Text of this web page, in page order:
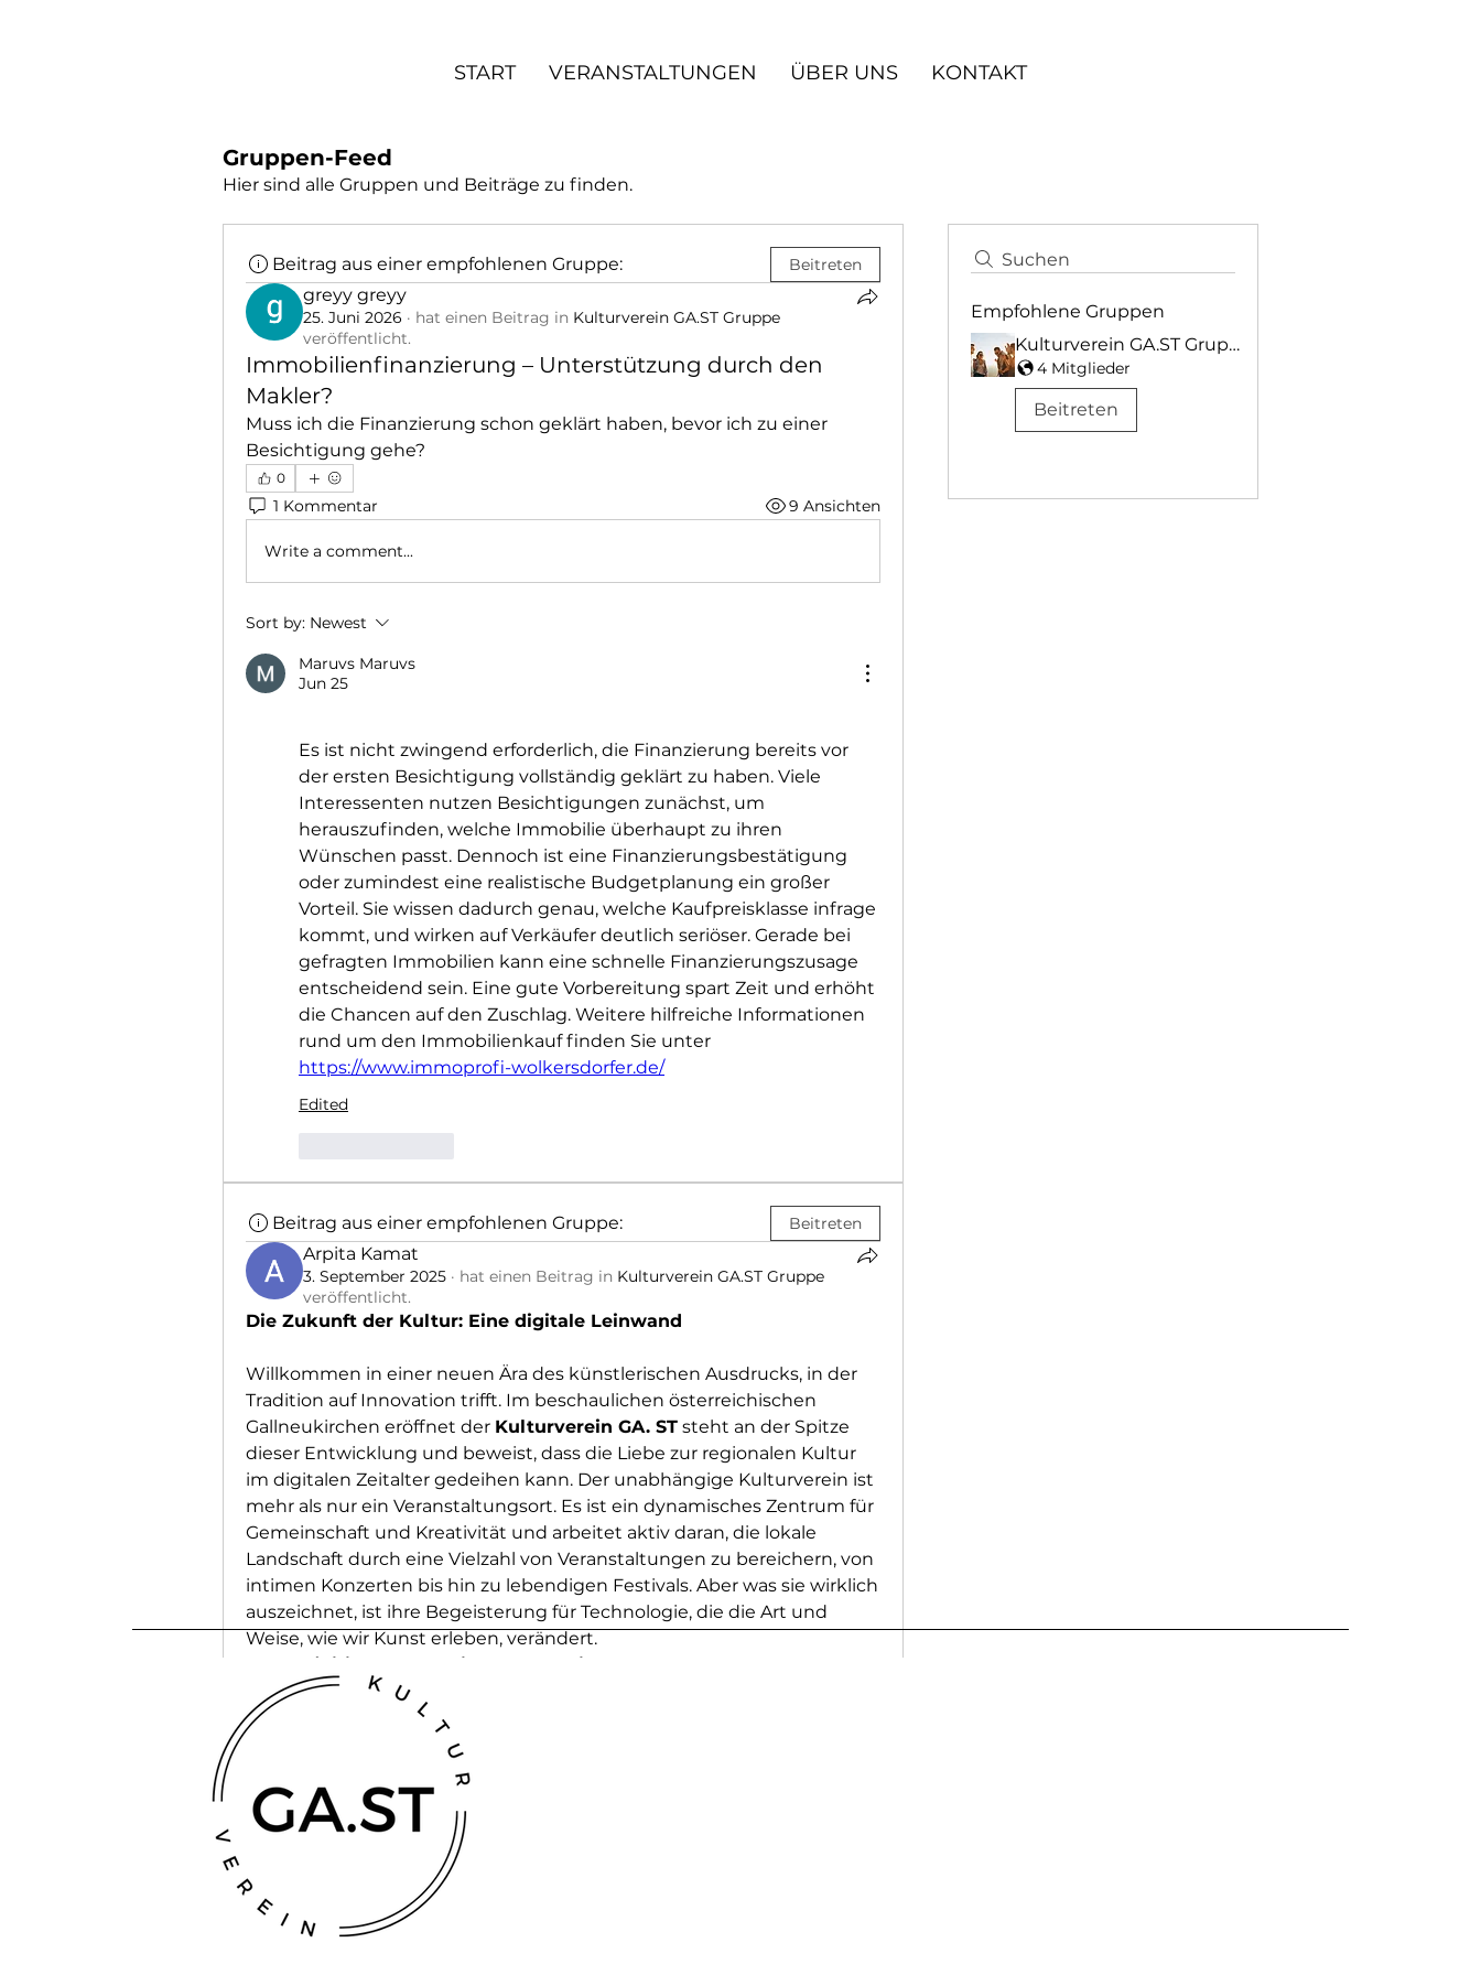
START VERANSTALTUNGEN ÜBER UNS KONTAKT
Gruppen-Feed
Hier sind alle Gruppen und Beiträge zu finden.
Suchen
Empfohlene Gruppen
Kulturverein GA.ST Gruppe
4 Mitglieder
Beitreten
Beitrag aus einer empfohlenen Gruppe: Beitreten
greyy greyy
25. Juni 2026 · hat einen Beitrag in Kulturverein GA.ST Gruppe
veröffentlicht.
Immobilienfinanzierung – Unterstützung durch den
Makler?
Muss ich die Finanzierung schon geklärt haben, bevor ich zu einer
Besichtigung gehe?
0
1 Kommentar 9 Ansichten
Write a comment...
Sort by: Newest
Maruvs Maruvs
Jun 25
Es ist nicht zwingend erforderlich, die Finanzierung bereits vor
der ersten Besichtigung vollständig geklärt zu haben. Viele
Interessenten nutzen Besichtigungen zunächst, um
herauszufinden, welche Immobilie überhaupt zu ihren
Wünschen passt. Dennoch ist eine Finanzierungsbestätigung
oder zumindest eine realistische Budgetplanung ein großer
Vorteil. Sie wissen dadurch genau, welche Kaufpreisklasse infrage
kommt, und wirken auf Verkäufer deutlich seriöser. Gerade bei
gefragten Immobilien kann eine schnelle Finanzierungszusage
entscheidend sein. Eine gute Vorbereitung spart Zeit und erhöht
die Chancen auf den Zuschlag. Weitere hilfreiche Informationen
https://www.immoprofi-wolkersdorfer.de/
Edited
Beitrag aus einer empfohlenen Gruppe: Beitreten
Arpita Kamat
3. September 2025 · hat einen Beitrag in Kulturverein GA.ST Gruppe
veröffentlicht.
Die Zukunft der Kultur: Eine digitale Leinwand
Willkommen in einer neuen Ära des künstlerischen Ausdrucks, in der
Tradition auf Innovation trifft. Im beschaulichen österreichischen
Gallneukirchen eröffnet der Kulturverein GA. ST steht an der Spitze
dieser Entwicklung und beweist, dass die Liebe zur regionalen Kultur
im digitalen Zeitalter gedeihen kann. Der unabhängige Kulturverein ist
mehr als nur ein Veranstaltungsort. Es ist ein dynamisches Zentrum für
Gemeinschaft und Kreativität und arbeitet aktiv daran, die lokale
Landschaft durch eine Vielzahl von Veranstaltungen zu bereichern, von
intimen Konzerten bis hin zu lebendigen Festivals. Aber was sie wirklich
auszeichnet, ist ihre Begeisterung für Technologie, die die Art und
Weise, wie wir Kunst erleben, verändert.
Neudefinition des Publikumserlebnisses
Der moderne Zuschauer ist kein passiver Beobachter mehr. Die
heutige Kulturlandschaft wird durch Technologien neu gestaltet, die
immersive, interaktive Erlebnisse schaffen. Stellen Sie sich vor, Sie
betreten eine Galerie, in der die Kunst auf Ihre Anwesenheit reagiert,
oder ein…
Mehr anzeigen
Write a comment...